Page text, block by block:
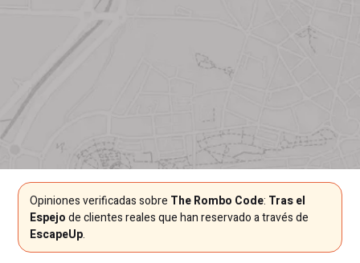
Opiniones verificadas sobre The Rombo Code: Tras el
Espejode clientes reales que han reservado a través de
EscapeUp.